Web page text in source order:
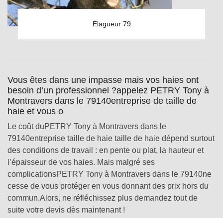
Elagueur 79
Vous êtes dans une impasse mais vos haies ont
besoin d’un professionnel ?appelez PETRY Tony à
Montravers dans le 79140entreprise de taille de
haie et vous o
Le coût duPETRY Tony à Montravers dans le
79140entreprise taille de haie taille de haie dépend surtout
des conditions de travail : en pente ou plat, la hauteur et
l’épaisseur de vos haies. Mais malgré ses
complicationsPETRY Tony à Montravers dans le 79140ne
cesse de vous protéger en vous donnant des prix hors du
commun.Alors, ne réfléchissez plus demandez tout de
suite votre devis dès maintenant !